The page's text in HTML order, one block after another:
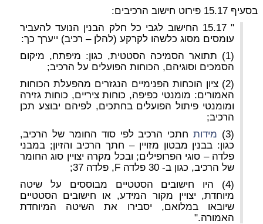
בסעיף 15.17 פירוט חישוב הרכיבים:
" 15.17 החישוב לגבי כל חלק הבנין הנועד להעביר
עומסים מסוג כלשהו לקרקע (להלן – רכיב) ייערך כך:
(1) תתואר הסמיכה הסטטית, כגון: מיפתח, מיקום
הסמכים וסוגיהם, הכוחות הפועלים על הרכיב;
(2) ציון הוכחות הפנימיים הנגזרים מהפעלת הכוחות
האמורים: מומנטי כפיפה, כוחות ציריים, כוחות גזירה
ומומנטי פיתול הפועלים בחתכים, לפיהם יבוצע תכן
הרכיב;
(3)
מידותחתכי הרכיב לפי סוד החומר של הרכיב,
כגון: בבנין מבטון מזויין – חתך הרכיב והזיון; במבני
פלדה – סוגי הפרופילים; ובכל מקרה יצויין סוג החומר
של הרכיב, כגון ב- 30 פלדה F, פלדה 37;
(4) היו
חישובים הסטטיים מבוססים על שיטה
מיוחדת, יצויין מקור המידע, או חישובים הסטטיים
שיובאו במלואם, יסבירו את השיטה המיוחדת
האמורה."